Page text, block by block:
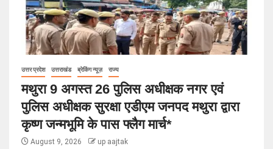
उत्तर प्रदेश उत्तराखंड ब्रेकिंग न्यूज़ राज्य
मथुरा 9 अगस्त 26 पुलिस अधीक्षक नगर एवं
पुलिस अधीक्षक सुरक्षा एडीएम जनपद मथुरा द्वारा
कृष्ण जन्मभूमि के पास फ्लैग मार्च*
August 9, 2026 up aajtak